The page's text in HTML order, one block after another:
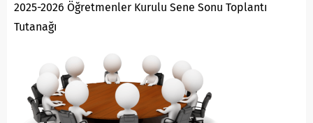
2025-2026 Öğretmenler Kurulu Sene Sonu Toplantı
Tutanağı